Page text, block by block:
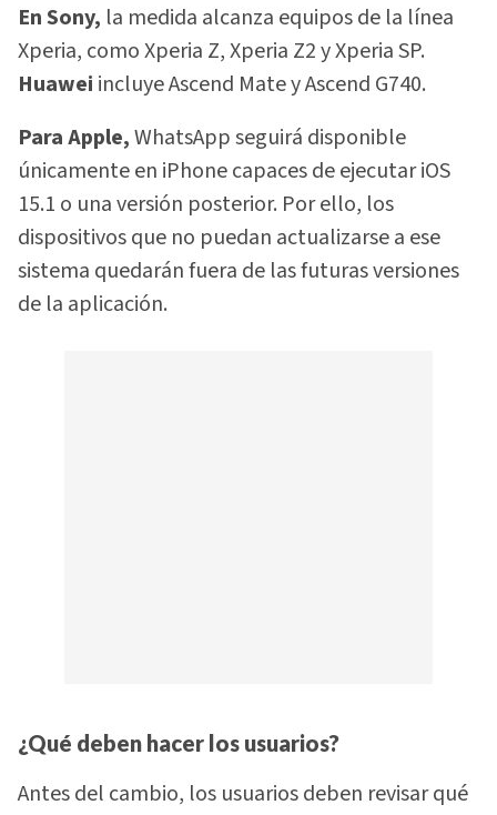
En Sony, la medida alcanza equipos de la línea
Xperia, como Xperia Z, Xperia Z2 y Xperia SP.
Huawei incluye Ascend Mate y Ascend G740.
Para Apple,WhatsApp seguirá disponible
únicamente en iPhone capaces de ejecutar iOS
15.1 o una versión posterior. Por ello, los
dispositivos que no puedan actualizarse a ese
sistema quedarán fuera de las futuras versiones
de la aplicación.
¿Qué deben hacer los usuarios?
Antes del cambio, los usuarios deben revisar qué